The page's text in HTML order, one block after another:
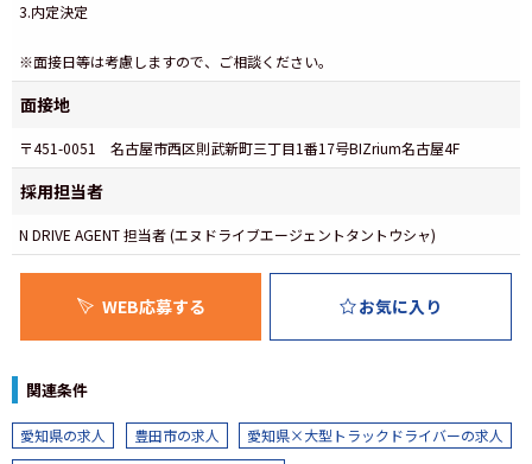
3.内定決定
※面接日等は考慮しますので、ご相談ください。
面接地
〒451-0051 名古屋市西区則武新町三丁目1番17号BIZrium名古屋4F
採用担当者
N DRIVE AGENT 担当者 (エヌドライブエージェントタントウシャ)
WEB応募する お気に入り
関連条件
愛知県の求人 豊田市の求人
愛知県×大型トラックドライバーの求人